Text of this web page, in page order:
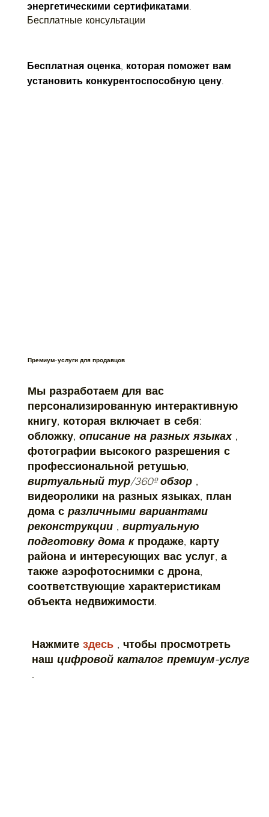
сделку.
энергетическими сертификатами.
Бесплатные консультации
Бесплатная оценка, которая поможет вам
установить конкурентоспособную цену.
Премиум-услуги для продавцов
Мы разработаем для вас
персонализированную интерактивную
книгу, которая включает в себя:
обложку, описание на разных языках,
фотографии высокого разрешения с
профессиональной ретушью,
виртуальный тур/360º обзор,
видеоролики на разных языках, план
дома с различными вариантами
реконструкции, виртуальную
подготовку дома кпродаже, карту
района и интересующих вас услуг, а
также аэрофотоснимки с дрона,
соответствующие характеристикам
объекта недвижимости.
Нажмите здесь , чтобы просмотреть
наш цифровой каталог премиум-услуг
.